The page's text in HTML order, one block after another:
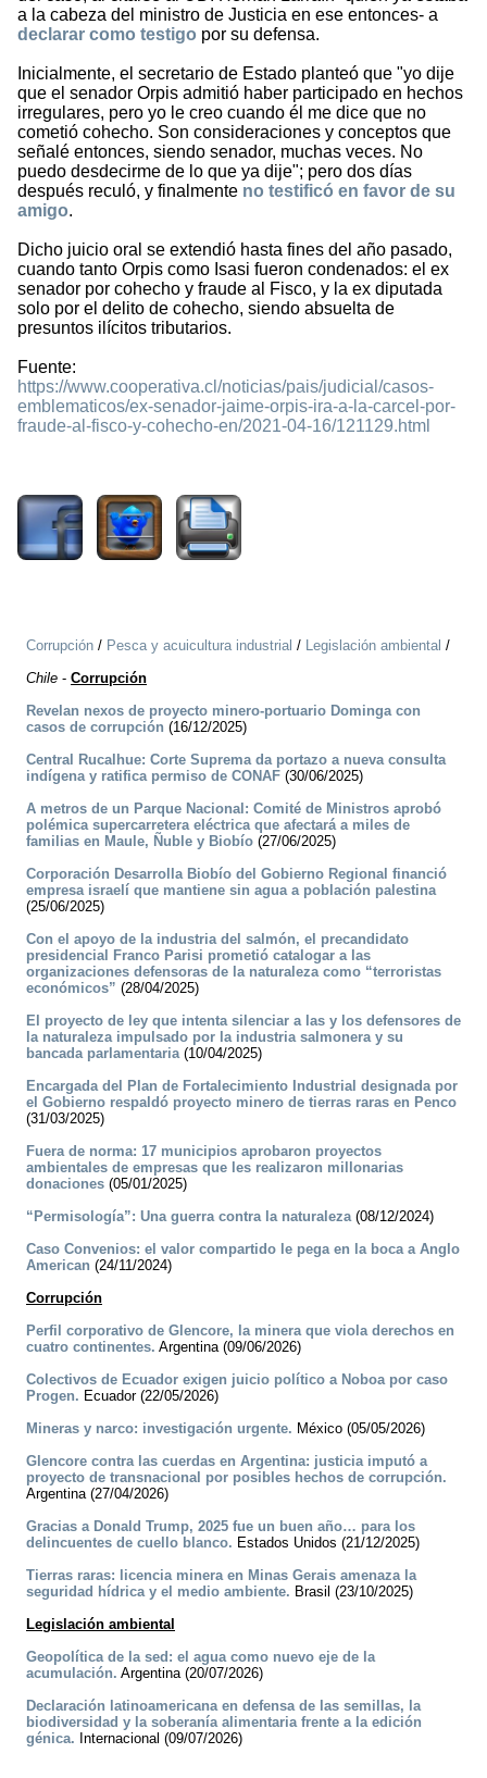
a la cabeza del ministro de Justicia en ese entonces- a
declarar como testigo por su defensa.
Inicialmente, el secretario de Estado planteó que "yo dije
que el senador Orpis admitió haber participado en hechos
irregulares, pero yo le creo cuando él me dice que no
cometió cohecho. Son consideraciones y conceptos que
señalé entonces, siendo senador, muchas veces. No
puedo desdecirme de lo que ya dije"; pero dos días
después reculó, y finalmente no testificó en favor de su
amigo.
Dicho juicio oral se extendió hasta fines del año pasado,
cuando tanto Orpis como Isasi fueron condenados: el ex
senador por cohecho y fraude al Fisco, y la ex diputada
solo por el delito de cohecho, siendo absuelta de
presuntos ilícitos tributarios.
Fuente:
https://www.cooperativa.cl/noticias/pais/judicial/casos-
emblematicos/ex-senador-jaime-orpis-ira-a-la-carcel-por-
fraude-al-fisco-y-cohecho-en/2021-04-16/121129.html
Corrupción / Pesca y acuicultura industrial / Legislación ambiental /
Chile - Corrupción
Revelan nexos de proyecto minero-portuario Dominga con
casos de corrupción (16/12/2025)
Central Rucalhue: Corte Suprema da portazo a nueva consulta
indígena y ratifica permiso de CONAF (30/06/2025)
A metros de un Parque Nacional: Comité de Ministros aprobó
polémica supercarretera eléctrica que afectará a miles de
familias en Maule, Ñuble y Biobío (27/06/2025)
Corporación Desarrolla Biobío del Gobierno Regional financió
empresa israelí que mantiene sin agua a población palestina
(25/06/2025)
Con el apoyo de la industria del salmón, el precandidato
presidencial Franco Parisi prometió catalogar a las
organizaciones defensoras de la naturaleza como “terroristas
económicos” (28/04/2025)
El proyecto de ley que intenta silenciar a las y los defensores de
la naturaleza impulsado por la industria salmonera y su
bancada parlamentaria(10/04/2025)
Encargada del Plan de Fortalecimiento Industrial designada por
el Gobierno respaldó proyecto minero de tierras raras en Penco
(31/03/2025)
Fuera de norma: 17 municipios aprobaron proyectos
ambientales de empresas que les realizaron millonarias
donaciones (05/01/2025)
“Permisología”: Una guerra contra la naturaleza(08/12/2024)
Caso Convenios: el valor compartido le pega en la boca a Anglo
American (24/11/2024)
Corrupción
Perfil corporativo de Glencore, la minera que viola derechos en
cuatro continentes. Argentina (09/06/2026)
Colectivos de Ecuador exigen juicio político a Noboa por caso
Progen. Ecuador (22/05/2026)
Mineras y narco: investigación urgente. México (05/05/2026)
Glencore contra las cuerdas en Argentina: justicia imputó a
proyecto de transnacional por posibles hechos de corrupción.
Argentina (27/04/2026)
Gracias a Donald Trump, 2025 fue un buen año… para los
delincuentes de cuello blanco. Estados Unidos (21/12/2025)
Tierras raras: licencia minera en Minas Gerais amenaza la
seguridad hídrica y el medio ambiente. Brasil (23/10/2025)
Legislación ambiental
Geopolítica de la sed: el agua como nuevo eje de la
acumulación. Argentina (20/07/2026)
Declaración latinoamericana en defensa de las semillas, la
biodiversidad y la soberanía alimentaria frente a la edición
génica. Internacional (09/07/2026)